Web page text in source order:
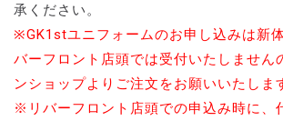
承ください。
※GK1stユニフォームのお申し込みは新
バーフロント店頭では受付いたしません
ンショップよりご注文をお願いいたしま
※リバーフロント店頭での申込み時に、